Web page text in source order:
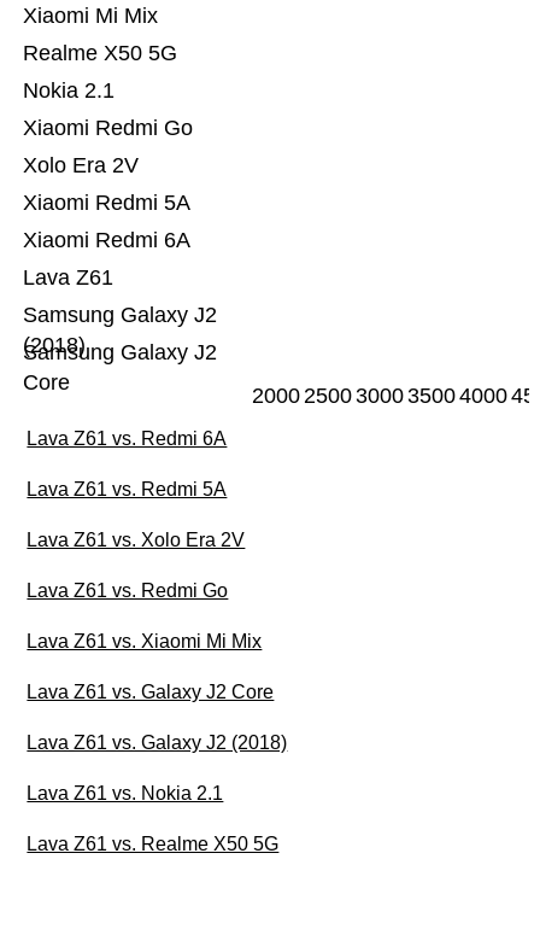
Samsung Galaxy J2
Core
Samsung Galaxy J2
(2018)
Lava Z61
Xiaomi Redmi 6A
Xiaomi Redmi 5A
Xolo Era 2V
Xiaomi Redmi Go
Nokia 2.1
Realme X50 5G
Xiaomi Mi Mix
20002500300035004000
Lava Z61 vs. Redmi 6A
Lava Z61 vs. Redmi 5A
Lava Z61 vs. Xolo Era 2V
Lava Z61 vs. Redmi Go
Lava Z61 vs. Xiaomi Mi Mix
Lava Z61 vs. Galaxy J2 Core
Lava Z61 vs. Galaxy J2 (2018)
Lava Z61 vs. Nokia 2.1
Lava Z61 vs. Realme X50 5G